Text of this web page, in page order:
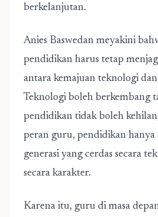
berkelanjutan.
Anies Baswedan meyakini
pendidikan harus tetap
antara kemajuan teknologi
Teknologi boleh berkembang
pendidikan tidak boleh
peran guru, pendidikan hanya
generasi yang cerdas secara
secara karakter.
Karena itu, guru di masa